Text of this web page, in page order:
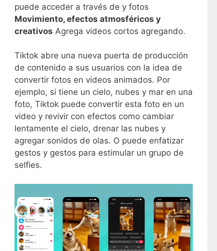
puede acceder a través de y fotos
Movimiento, efectos atmosféricos y
creativos Agrega videos cortos agregando.
Tiktok abre una nueva puerta de producción
de contenido a sus usuarios con la idea de
convertir fotos en videos animados. Por
ejemplo, si tiene un cielo, nubes y mar en una
foto, Tiktok puede convertir esta foto en un
video y revivir con efectos como cambiar
lentamente el cielo, drenar las nubes y
agregar sonidos de olas. O puede enfatizar
gestos y gestos para estimular un grupo de
selfies.